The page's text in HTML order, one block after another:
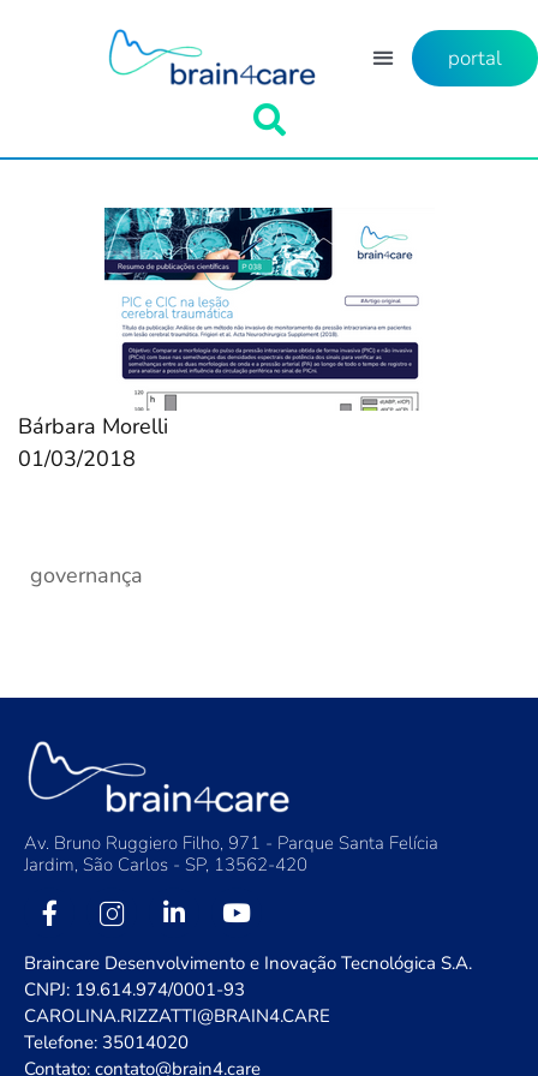
portal
Bárbara Morelli
01/03/2018
governança
Av. Bruno Ruggiero Filho, 971 - Parque Santa Felícia
Jardim, São Carlos - SP, 13562-420
Braincare Desenvolvimento e Inovação Tecnológica S.A.
CNPJ: 19.614.974/0001-93
CAROLINA.RIZZATTI@BRAIN4.CARE
Telefone: 35014020
Contato: contato@brain4.care